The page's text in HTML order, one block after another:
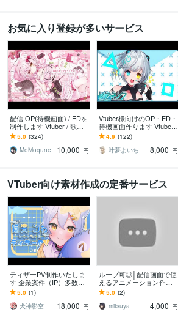
お気に入り登録が多いサービス
配信 OP(待機画面) / EDを
制作します Vtuber / 歌い
手 / YouTuber さん向け！
5.0 (324)
MoMoqune
10,000 円
Vtuber様向けのOP・ED・
待機画面作ります Vtuber
視点で動画をお作り致し
ます！
4.9 (122)
叶夢よいち
8,000 円
VTuber向け素材作成の定番サービス
ティザーPV制作いたしま
す 企業案件（IP）多数！
Vtuber様からのご依頼も
5.0 (1)
犬神影空
18,000 円
ループ可◎│配信画面で使
えるアニメーション作り
ます 低コストで映像・配
信のクオリティを底上
げ！
5.0 (2)
mitsuya⠀
4,000 円